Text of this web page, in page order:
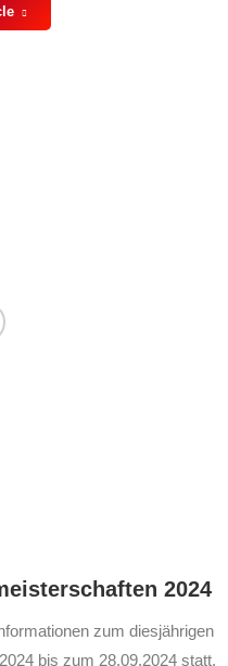
2024
zum diesjährigen
bis zum 28.09.2024 statt.